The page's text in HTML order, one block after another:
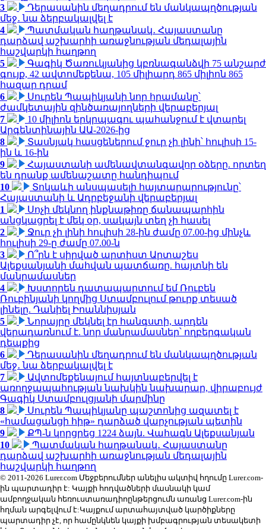
3
Դերասանին մեղադրում են մանկապղծության
մեջ․ նա ձերբակալվել է
4
Պատմական հաղթանակ․ Հայաստանը
դարձավ աշխարհի առաջնության մեդալային
հաշվարկի հաղթող
5
Գագիկ Ծառուկյանից կբռնագանձվի 75 անշարժ
գույք, 42 ավտոմեքենա, 105 միլիարդ 865 միլիոն 865
հազար դրամ
6
Սուրեն Պապիկյանի նոր հրամանը՝
ժամկետային զինծառայողների վերաբերյալ
7
10 միլիոն երկրպագու պահանջում է վտարել
Արգենտինային ԱԱ-2026-ից
8
Տասնյակ հասցեներում ջուր չի լինի՝ հուլիսի 15-
ին և 16-ին
9
Հայաստանի ամենավտանգավոր օձերը. որտեղ
են դրանք ամենաշատը հանդիպում
10
Տոկաևի անսպասելի հայտարարությունը՝
Հայաստանի և Ադրբեջանի վերաբերյալ
1
Սոչի մեկնող ինքնաթիռը ճանապարհին
անցկացրել է մեկ օր, սակայն տեղ չի հասել
2
Ջուր չի լինի հուլիսի 28-ին ժամը 07.00-ից մինչև
հուլիսի 29-ը ժամը 07.00-ն
3
Ո՞րն է սիրված արտիստ Արտաշես
Ալեքսանյանի մահվան պատճառը. հայտնի են
մանրամասներ
4
Խստորեն դատապարտում եմ Ռուբեն
Ռուբինյանի կողմից Ստամբուլում թուրք տեսած
լինելը. Դանիել Իոաննիսյան
5
Նորայրը մեկնել էր հանգստի, արդեն
վերադառնում է. նոր մանրամասներ՝ ողբերգական
դեպքից
6
Դերասանին մեղադրում են մանկապղծության
մեջ․ նա ձերբակալվել է
7
Ավտոմեքենայում հայտնաբերվել է
առողջապահության նախկին նախարար, վիրաբույժ
Գագիկ Ստամբուլցյանի մարմինը
8
Սուրեն Պապիկյանը պաշտոնից ազատել է
«համացանցի հիթ» դարձած վարչության պետին
9
ՔՊ-ն կորցրեց 1224 ձայն. Վահագն Ալեքսանյան
10
Պատմական հաղթանակ․ Հայաստանը
դարձավ աշխարհի առաջնության մեդալային
հաշվարկի հաղթող
© 2011-2026 Lurer.com Մեջբերումներ անելիս ակտիվ հղումը Lurer.com-
ին պարտադիր է: Կայքի հոդվածների մասնակի կամ
ամբողջական հեռուստառադիոընթերցումն առանց Lurer.com-ին
հղման արգելվում է:Կայքում արտահայտված կարծիքները
պարտադիր չէ, որ համընկնեն կայքի խմբագրության տեսակետի